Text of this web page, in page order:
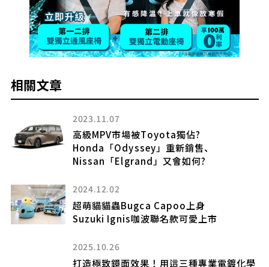
相關文章
2023.11.07
高級MPV市場被Toyota獨佔?
Honda「Odyssey」重新銷售、
Nissan「Elgrand」又會如何?
2024.12.02
超萌貓貓蟲Bugca Capoo上身
Suzuki Ignis咖波聯名款可愛上市
2025.10.26
打造極致鏡面效果！用這三種專業電鍍化學